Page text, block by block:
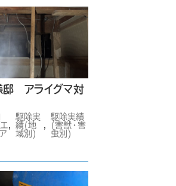
邸 アライグマ対
駆除実
績(地
域別)
駆除実績
(害獣・害
虫別)